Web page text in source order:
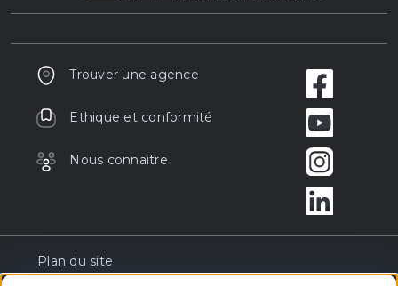
Trouver une agence
Ethique et conformité
Nous connaitre
Plan du site